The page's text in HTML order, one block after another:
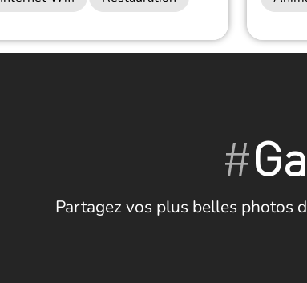
#
Partagez vos plus belles photos